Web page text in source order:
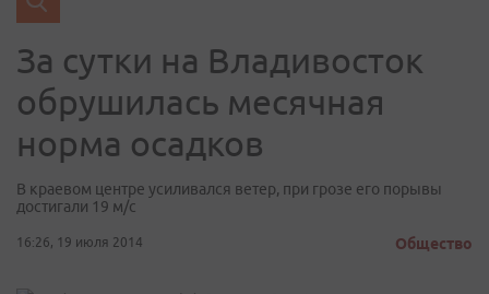
За сутки на Владивосток
обрушилась меcячная
норма осадков
В краевом центре усиливался ветер, при грозе его порывы
достигали 19 м/с
16:26, 19 июля 2014 Общество